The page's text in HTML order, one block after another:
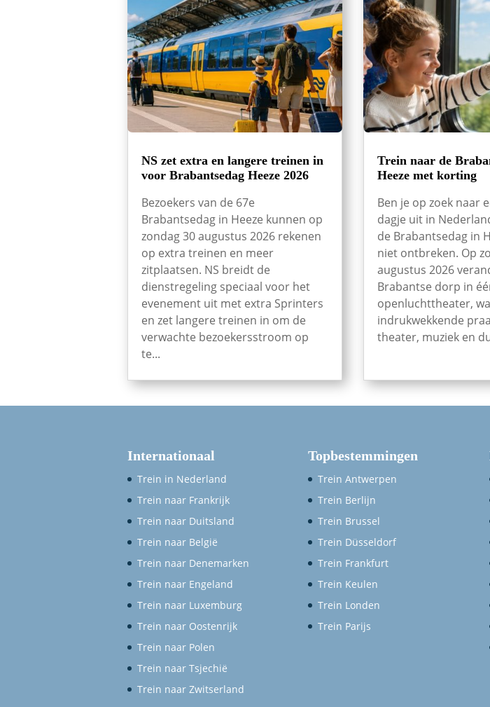
NS zet extra en langere treinen in
voor Brabantsedag Heeze 2026
Bezoekers van de 67e
Brabantsedag in Heeze kunnen op
zondag 30 augustus 2026 rekenen
op extra treinen en meer
zitplaatsen. NS breidt de
dienstregeling speciaal voor het
evenement uit met extra Sprinters
en zet langere treinen in om de
verwachte bezoekersstroom op
te...
Trein naar de
Heeze met korting
Ben je op zoek naar
dagje uit in
de Brabantsedag in
niet ontbreken. Op
augustus 2026
Brabantse dorp in
openluchttheater,
indrukwekkende
theater, muziek en
Internationaal
Trein in Nederland
Trein naar Frankrijk
Trein naar Duitsland
Trein naar België
Trein naar Denemarken
Trein naar Engeland
Trein naar Luxemburg
Trein naar Oostenrijk
Trein naar Polen
Trein naar Tsjechië
Trein naar Zwitserland
Topbestemmingen
Trein Antwerpen
Trein Berlijn
Trein Brussel
Trein Düsseldorf
Trein Frankfurt
Trein Keulen
Trein Londen
Trein Parijs